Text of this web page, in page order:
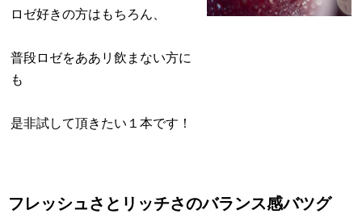
ロゼ好きの方はもちろん、
普段ロゼをああリ飲まない方に
も
是非試して頂きたい１本です！
フレッシュさとリッチさのバランス感バツグ